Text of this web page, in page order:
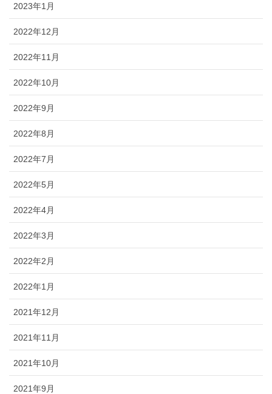
2023年1月
2022年12月
2022年11月
2022年10月
2022年9月
2022年8月
2022年7月
2022年5月
2022年4月
2022年3月
2022年2月
2022年1月
2021年12月
2021年11月
2021年10月
2021年9月